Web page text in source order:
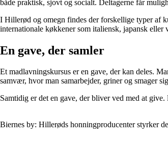
både praktisk, sjovt og socialt. Deltagerne får
I Hillerød og omegn findes der forskellige typer af
internationale køkkener som italiensk, japansk
En gave, der samler
Et madlavningskursus er en gave, der kan deles.
samvær, hvor man samarbejder, griner og smager
Samtidig er det en gave, der bliver ved med at
Biernes by: Hillerøds honningproducenter styrker